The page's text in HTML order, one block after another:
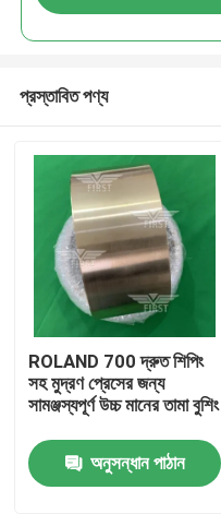
বাড়ি
প্রস্তাবিত পণ্য
ROLAND 700 দ্রুত শিপিং
সহ মুদ্রণ প্রেসের জন্য
সামঞ্জস্যপূর্ণ উচ্চ মানের তামা বুশিং
অনুসন্ধান পাঠান